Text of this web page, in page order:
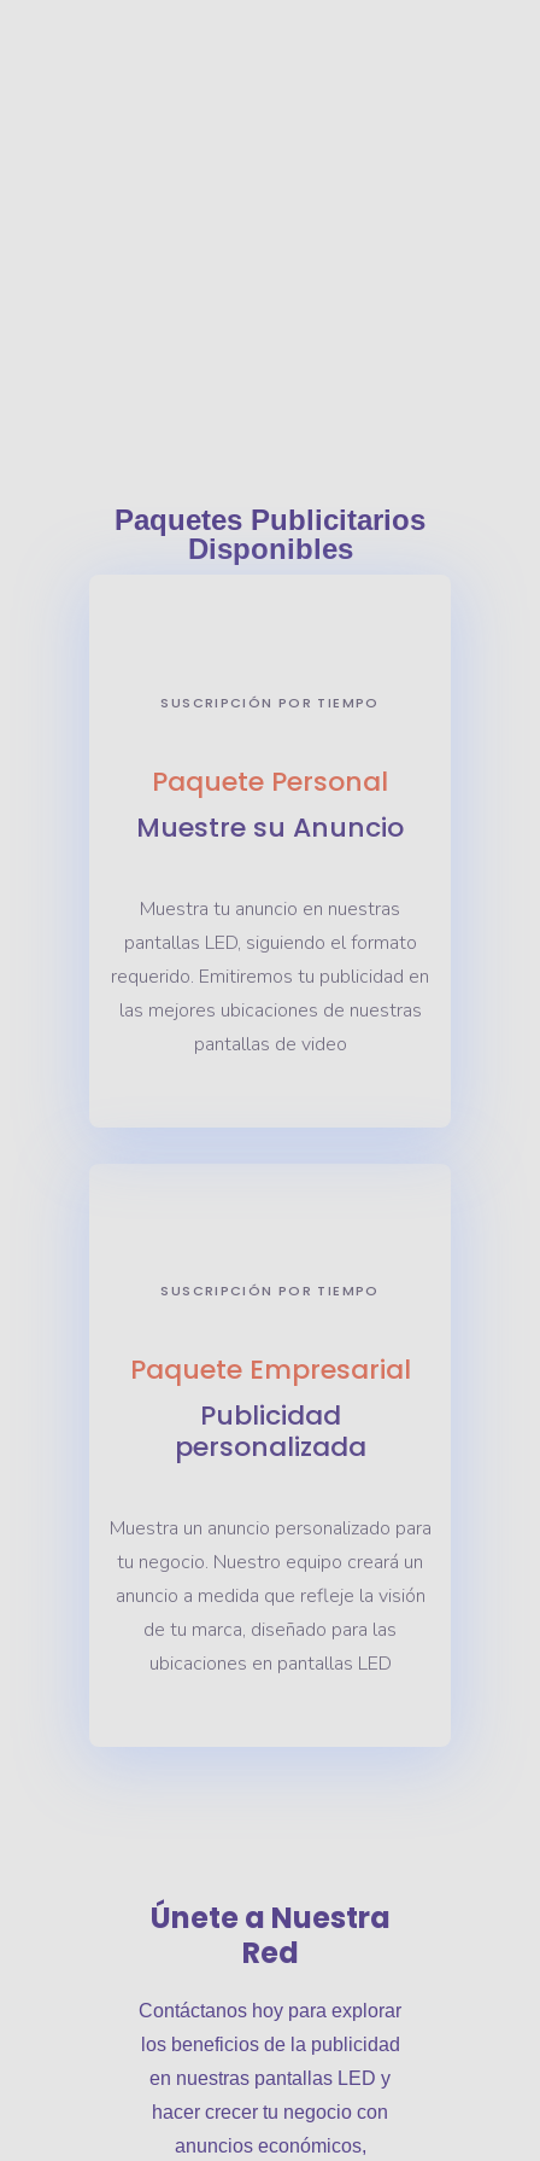
Paquetes Publicitarios
Disponibles
SUSCRIPCIÓN POR TIEMPO
Paquete Personal
Muestre su Anuncio
Muestra tu anuncio en nuestras
pantallas LED, siguiendo el formato
requerido. Emitiremos tu publicidad en
las mejores ubicaciones de nuestras
pantallas de video
SUSCRIPCIÓN POR TIEMPO
Paquete Empresarial
Publicidad
personalizada
Muestra un anuncio personalizado para
tu negocio. Nuestro equipo creará un
anuncio a medida que refleje la visión
de tu marca, diseñado para las
ubicaciones en pantallas LED
Únete a Nuestra
Red
Contáctanos hoy para explorar
los beneficios de la publicidad
en nuestras pantallas LED y
hacer crecer tu negocio con
anuncios económicos,